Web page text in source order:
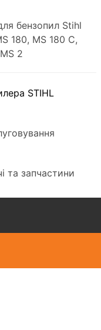
бензопил Stihl
180, MS 180 C,
2
STIHL
та запчастини